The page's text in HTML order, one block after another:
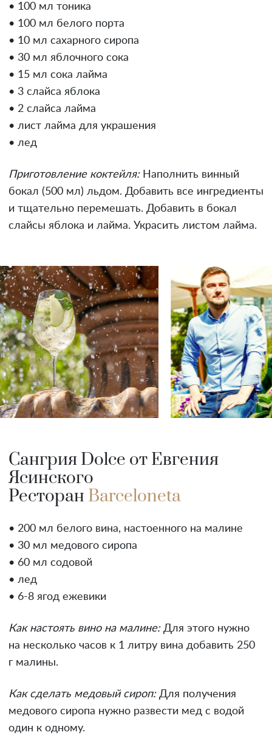
• 100 мл тоника
• 100 мл белого порта
• 10 мл сахарного сиропа
• 30 мл яблочного сока
• 15 мл сока лайма
• 3 слайса яблока
• 2 слайса лайма
• лист лайма для украшения
• лед
Приготовление коктейля: Наполнить винный
бокал (500 мл) льдом. Добавить все ингредиенты
и тщательно перемешать. Добавить в бокал
слайсы яблока и лайма. Украсить листом лайма.
Сангрия Dolce от Евгения
Ясинского
Ресторан Barceloneta
• 200 мл белого вина, настоенного на малине
• 30 мл медового сиропа
• 60 мл содовой
• лед
• 6-8 ягод ежевики
Как настоять вино на малине: Для этого нужно
на несколько часов к 1 литру вина добавить 250
г малины.
Как сделать медовый сироп: Для получения
медового сиропа нужно развести мед с водой
один к одному.